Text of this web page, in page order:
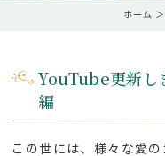
ホーム
YouTube更新
編
この世には、様々な愛